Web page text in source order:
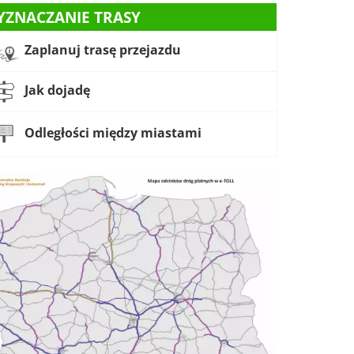
TRASY
Zaplanuj trasę przejazdu
Jak dojadę
Odległości między miastami